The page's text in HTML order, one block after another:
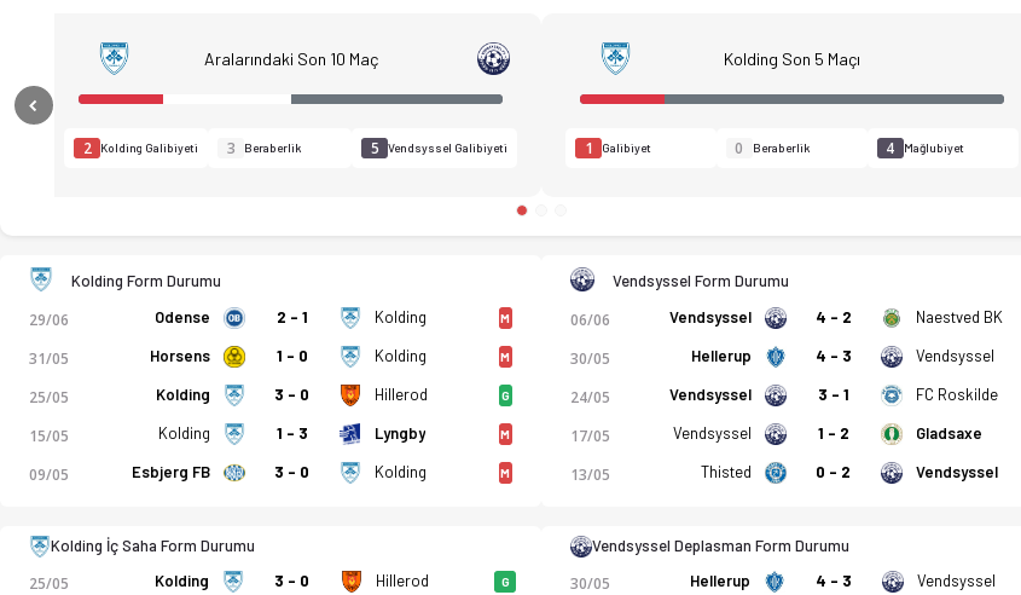
Kolding FC - Vendsyssel FF 1-0 bitti. Gol anları, kadro, istatistikler, puan durumu ve iddaa oranları Ofsayt'ta.
Aralarındaki Son 10 Maç
2 Kolding Galibiyeti 3 Beraberlik 5 Vendsyssel Galibiyeti
Kolding Son 5 Maçı
1 Galibiyet 0 Beraberlik 4 Mağlubiyet
Previous
Kolding Form Durumu
29/06 Odense 2 - 1 Kolding M
31/05 Horsens 1 - 0 Kolding M
25/05 Kolding 3 - 0 Hillerod G
15/05 Kolding 1 - 3 Lyngby M
09/05 Esbjerg FB 3 - 0 Kolding M
Vendsyssel Form Durumu
06/06 Vendsyssel 4 - 2 Naestved BK
30/05 Hellerup 4 - 3 Vendsyssel
24/05 Vendsyssel 3 - 1 FC Roskilde
17/05 Vendsyssel 1 - 2 Gladsaxe
13/05 Thisted 0 - 2 Vendsyssel
Kolding İç Saha Form Durumu
25/05 Kolding 3 - 0 Hillerod G
Vendsyssel Deplasman Form Durumu
30/05 Hellerup 4 - 3 Vendsyssel